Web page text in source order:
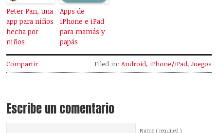
Peter Pan, una
app para niños
hecha por
niños
Apps de
iPhone e iPad
para mamás y
papás
Compartir Filed in: Android, iPhone/iPad, Juegos
Escribe un comentario
Name ( required )